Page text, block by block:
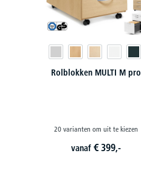
Rolblokken MULTI M pro
20 varianten om uit te kiezen
vanaf€ 399,-